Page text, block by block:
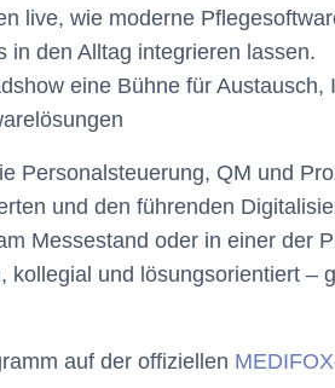
live, wie moderne
in den Alltag integrieren lassen.
eine Bühne für
Personalsteuerung, QM und
und den führenden
Messestand oder in einer der
kollegial und lösungsorientiert –
auf der offiziellen